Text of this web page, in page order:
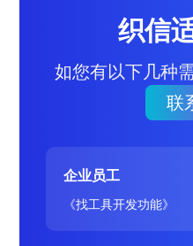
织信
如您有以下几种
联
企业员工
《找工具开发功能》